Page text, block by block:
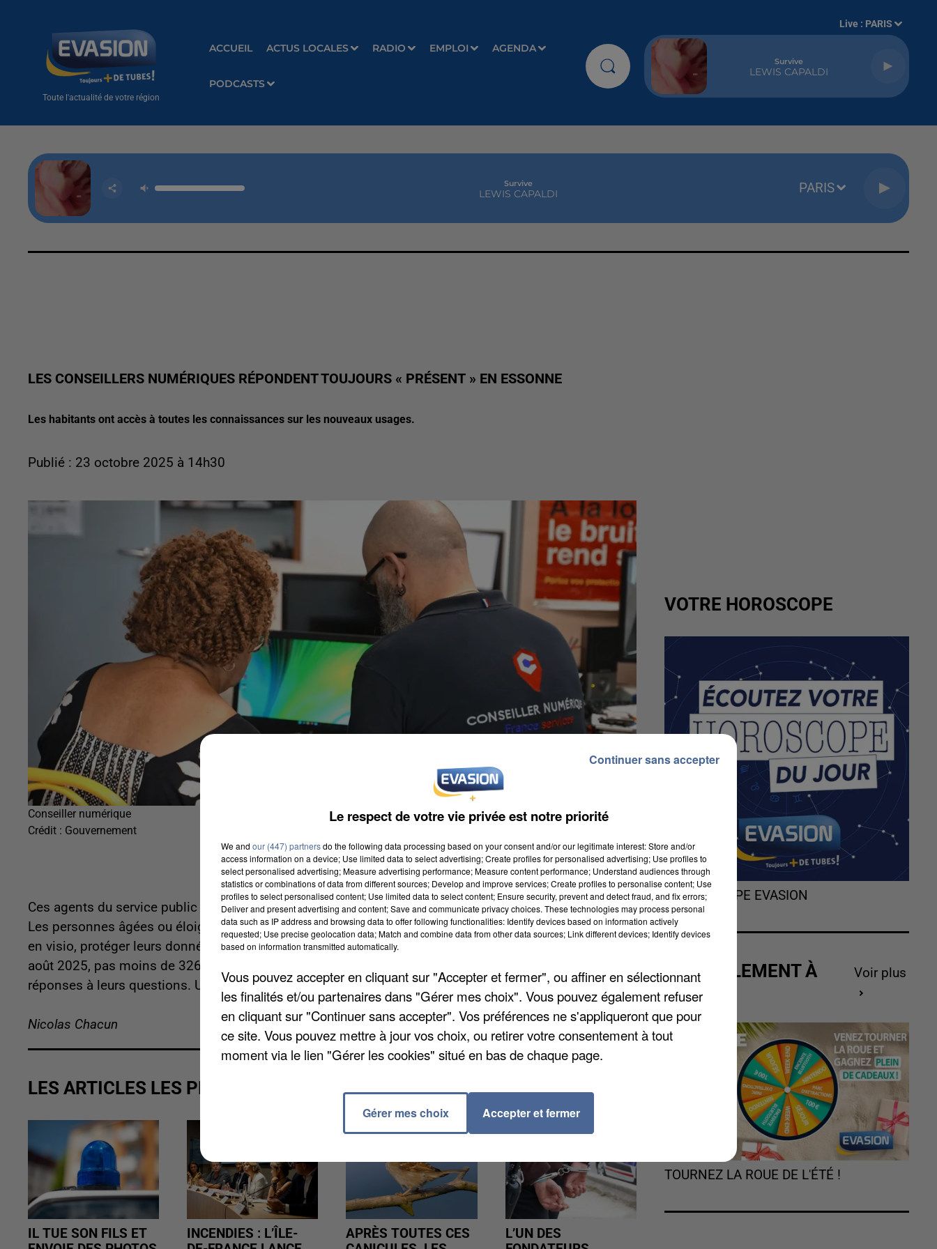
Toute l'actualité de votre région
ACCUEIL ACTUS LOCALES RADIO EMPLOI AGENDA
PODCASTS
Live : PARIS
Survive
LEWIS CAPALDI
Survive
LEWIS CAPALDI PARIS
LES CONSEILLERS NUMÉRIQUES RÉPONDENT TOUJOURS « PRÉSENT » EN ESSONNE
Les habitants ont accès à toutes les connaissances sur les nouveaux usages.
Publié : 23 octobre 2025 à 14h30
Conseiller numérique
Crédit : Gouvernement
Ces agents du service public épaulent les habitants dans les usages liés aux nouvelles technologies.
Les personnes âgées ou éloignées des outils numériques peuvent apprendre grâce à eux à échanger
en visio, protéger leurs données personnelles ou bien utiliser une plateforme en ligne. En Essonne, en
août 2025, pas moins de 326 conseillers numériques recevaient les habitants pour donner des
réponses à leurs questions. Un chiffre stable depuis le dernier comptage plus tôt cette année.
Nicolas Chacun
LES ARTICLES LES PLUS VUS
IL TUE SON FILS ET
INCENDIES : L’ÎLE-
APRÈS TOUTES CES
L’UN DES
VOTRE HOROSCOPE
L'HOROSCOPE EVASION
ACTUELLEMENT À
GAGNER
Voir plus
TOURNEZ LA ROUE DE L'ÉTÉ !
Le respect de votre vie privée est notre priorité
We and our (447) partnersdo the following data processing based on your consent and/or our legitimate interest: Store and/or
access information on a device; Use limited data to select advertising; Create profiles for personalised advertising; Use profiles to
select personalised advertising; Measure advertising performance; Measure content performance; Understand audiences through
statistics or combinations of data from different sources; Develop and improve services; Create profiles to personalise content; Use
profiles to select personalised content; Use limited data to select content; Ensure security, prevent and detect fraud, and fix errors;
Deliver and present advertising and content; Save and communicate privacy choices. These technologies may process personal
data such as IP address and browsing data to offer following functionalities: Identify devices based on information actively
requested; Use precise geolocation data; Match and combine data from other data sources; Link different devices; Identify devices
based on information transmitted automatically.
Vous pouvez accepter en cliquant sur "Accepter et fermer", ou affiner en sélectionnant
les finalités et/ou partenaires dans "Gérer mes choix". Vous pouvez également refuser
en cliquant sur "Continuer sans accepter". Vos préférences ne s'appliqueront que pour
ce site. Vous pouvez mettre à jour vos choix, ou retirer votre consentement à tout
moment via le lien "Gérer les cookies" situé en bas de chaque page.
Gérer mes choix Accepter et fermer
Continuer sans accepter